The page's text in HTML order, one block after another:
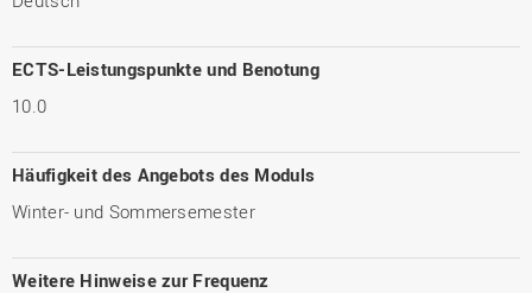
ECTS-Leistungspunkte und Benotung
10.0
Häufigkeit des Angebots des Moduls
Winter- und Sommersemester
Weitere Hinweise zur Frequenz